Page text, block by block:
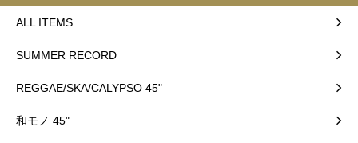
ALL ITEMS
SUMMER RECORD
REGGAE/SKA/CALYPSO 45"
和モノ 45"